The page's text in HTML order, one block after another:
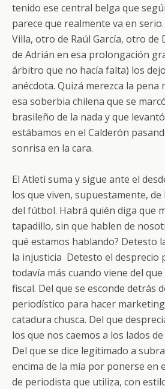
tenido ese central belga que
parece que realmente va en
Villa, otro de Raúl García, otro de
de Adrián en esa prolongación
árbitro que no hacía falta) los
anécdota. Quizá merezca la pena
esa soberbia chilena que se
brasileño de la nada y que
estábamos en el Calderón
sonrisa en la cara.
El Atleti suma y sigue ante el
los que viven, supuestamente,
del fútbol. Habrá quién diga que
tapadillo, sin que hablen de
qué estamos hablando? Detesto
la injusticia Detesto el desprecio
todavía más cuando viene del
fiscal. Del que se esconde detrás
periodístico para hacer
catadura chusca. Del que
los que nos caemos a los lados
Del que se dice legitimado a
encima de la mía por ponerse en
de periodista que utiliza, con